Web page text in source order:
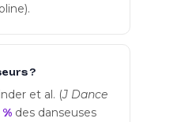
?
et al. (J Dance
des danseuses